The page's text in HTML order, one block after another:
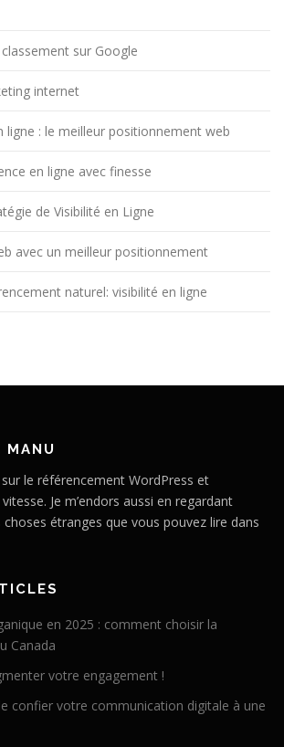
sur Google
internet
ligne : le meilleur positionnement web
en ligne avec finesse
de Visibilité en Ligne
avec un meilleur positionnement
naturel: visibilité en ligne
MANU
sur le référencement WordPress et
Je m’endors aussi en regardant
choses étranges que vous pouvez lire dans
en 2025 : comment choisir la
Canada
votre engagement !
confier votre communication digitale à une